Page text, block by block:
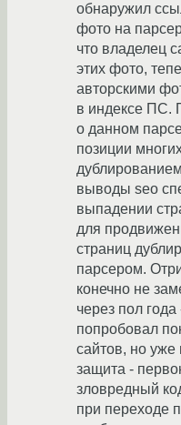
обнаружил
фото на
что владелец
этих фото,
авторскими
в индексе ПС.
о данном
позиции
выводы seo
выпадении
для
страниц
парсером.
конечно не
через пол
попробовал
сайтов, но уже
защита -
зловредный
при переходе